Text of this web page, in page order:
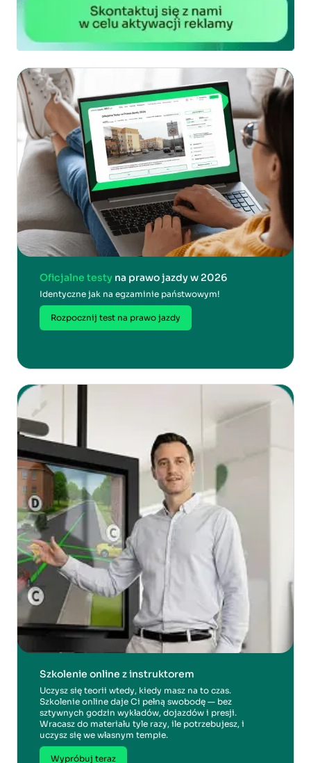
Oficjalne testy na prawo jazdy w 2026
Identyczne jak na egzaminie państwowym!
Rozpocznij test na prawo jazdy
Szkolenie online z instruktorem
Uczysz się teorii wtedy, kiedy masz na to czas.
Szkolenie online daje Ci pełną swobodę — bez
sztywnych godzin wykładów, dojazdów i presji.
Wracasz do materiału tyle razy, ile potrzebujesz, i
uczysz się we własnym tempie.
Wypróbuj teraz